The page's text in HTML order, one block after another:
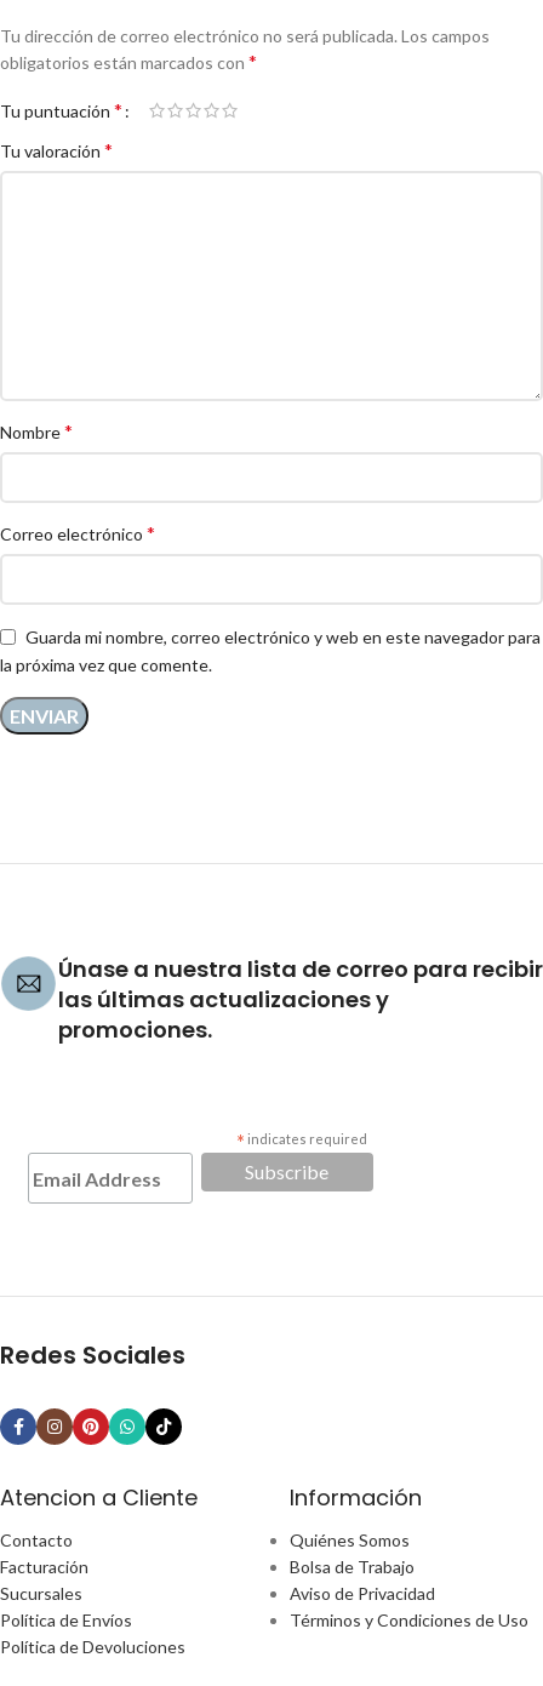
Tu dirección de correo electrónico no será publicada. Los campos
obligatorios están marcados con *
Tu puntuación *
Tu valoración *
Nombre*
Correo electrónico *
Guarda mi nombre, correo electrónico y web en este navegador para
la próxima vez que comente.
Únase a nuestra lista de correo para recibir
las últimas actualizaciones y
promociones.
* indicates required
Redes Sociales
Atencion a Cliente
Contacto
Facturación
Sucursales
Política de Envíos
Política de Devoluciones
Información
Quiénes Somos
Bolsa de Trabajo
Aviso de Privacidad
Términos y Condiciones de Uso